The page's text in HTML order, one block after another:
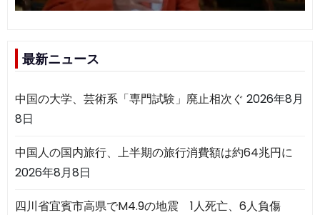
最新ニュース
中国の大学、芸術系「専門試験」廃止相次ぐ 2026年8月
8日
中国人の国内旅行、上半期の旅行消費額は約64兆円に
2026年8月8日
四川省宜賓市高県でM4.9の地震 1人死亡、6人負傷